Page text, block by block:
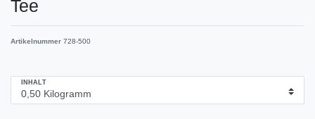
Tee
Artikelnummer 728-500
INHALT